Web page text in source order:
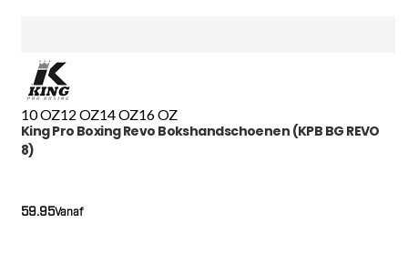
10 OZ12 OZ14 OZ16 OZ
King Pro Boxing Revo Bokshandschoenen (KPB BG REVO
8)
Vanaf
59.95